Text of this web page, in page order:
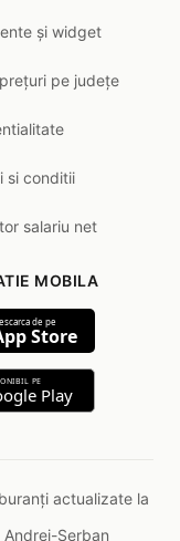
și widget
pe județe
si conditii
salariu net
MOBILA
de pe
Store
PE
Play
actualizate la
Andrei-Șerban